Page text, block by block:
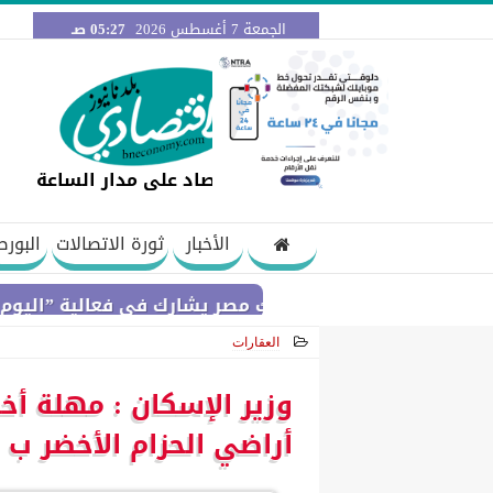
الجمعة 7 أغسطس 2026 05:27 صـ
اقتصاد على مدار الساعة
الأخبار
ثورة الاتصالات
بنك مصر يشارك في فعالية ”اليوم
العقارات
وزير الإسكان : مهلة
أراضي الحزام الأخضر ب 6 أكتوبر للتقدم بمستندات التعاقد